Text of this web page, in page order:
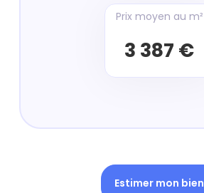
Prix moyen au m²
3 387 €
Estimer mon bien